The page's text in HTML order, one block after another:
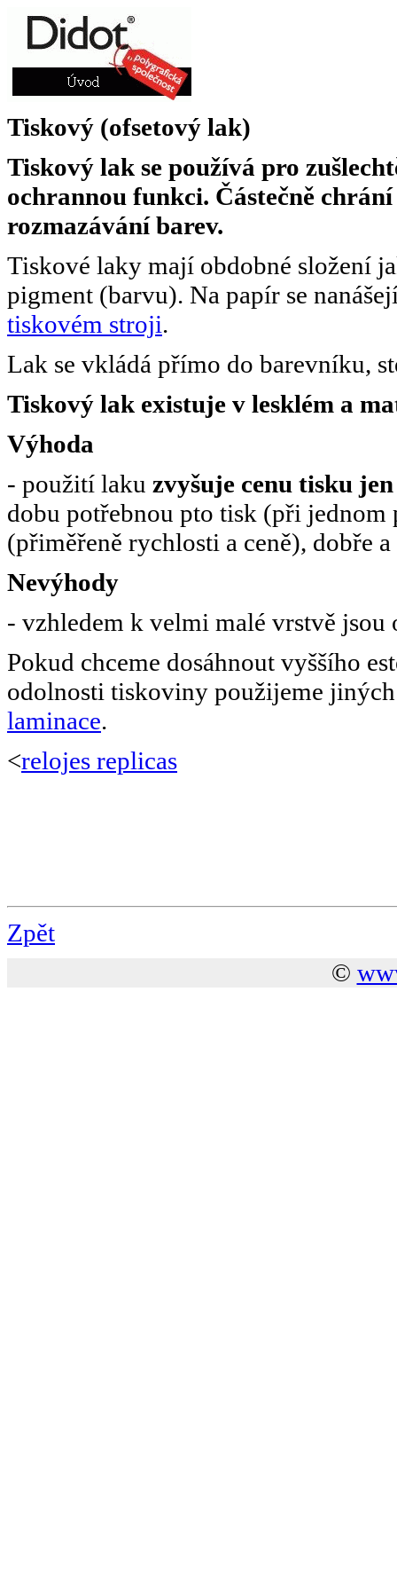
Tiskový (ofsetový lak)
Tiskový lak se používá pro
ochrannou funkci. Částečně
rozmazávání barev.
Tiskové laky mají obdobné složení
pigment (barvu). Na papír se
tiskovém stroji.
Lak se vkládá přímo do barevníku,
Tiskový lak existuje v lesklém a
Výhoda
- použití laku zvyšuje cenu tisku
dobu potřebnou pto tisk (při
(přiměřeně rychlosti a ceně), dobře
Nevýhody
- vzhledem k velmi malé vrstvě jsou
Pokud chceme dosáhnout vyššího
odolnosti tiskoviny použijeme
laminace.
<relojes replicas
Zpět
©